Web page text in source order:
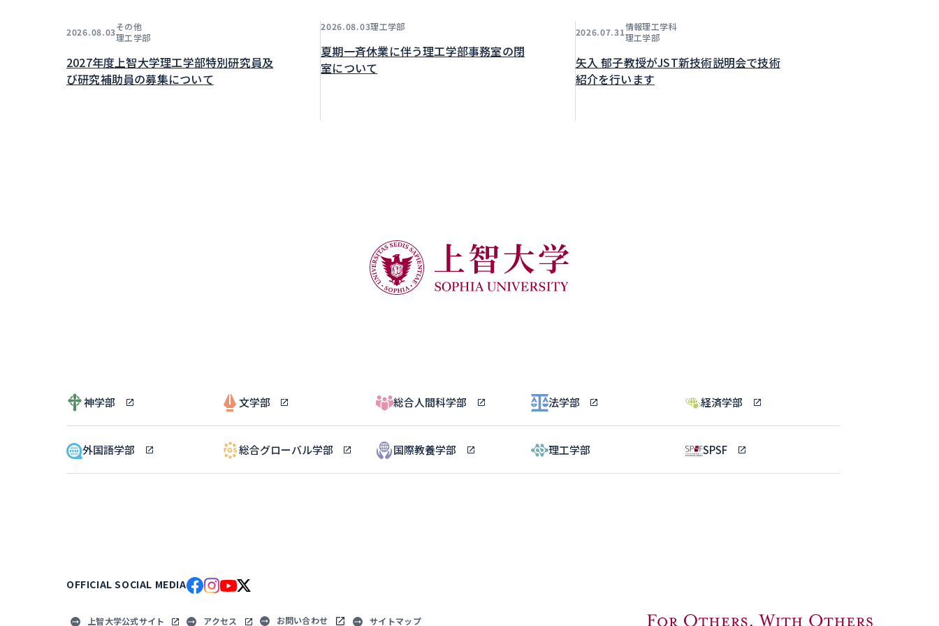
2026.08.03その他
理工学部
2027年度上智大学理工学部特別研究員及
び研究補助員の募集について
2026.08.03理工学部
夏期一斉休業に伴う理工学部事務室の閉
室について
2026.07.31情報理工学科
理工学部
矢入 郁子教授がJST新技術説明会で技術
紹介を行います
神学部 文学部 総合人間科学部 法学部 経済学部
外国語学部 総合グローバル学部 国際教養学部 理工学部 SPSF
OFFICIAL SOCIAL MEDIA
上智大学公式サイト アクセス お問い合わせ サイトマップ